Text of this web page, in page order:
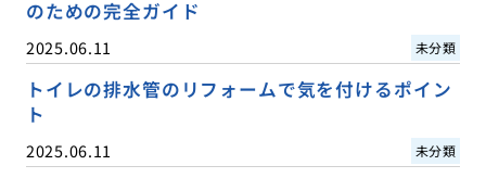
のための完全ガイド
2025.06.11 未分類
トイレの排水管のリフォームで気を付けるポイン
ト
2025.06.11 未分類